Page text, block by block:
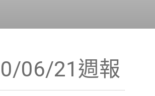
06/21週報